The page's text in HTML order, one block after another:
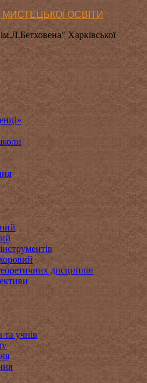
ОСВІТИ
Харківської
дисциплін
та учнів